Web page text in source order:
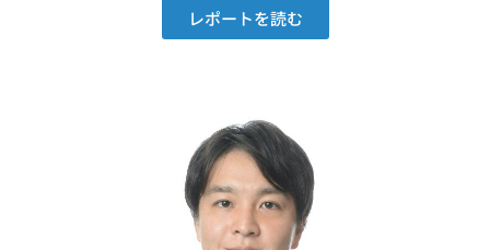
レポートを読む